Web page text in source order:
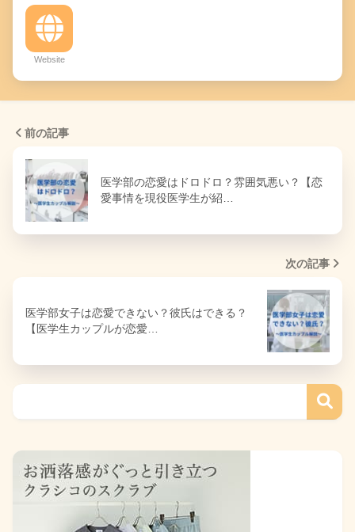
Website
前の記事
医学部の恋愛はドロドロ？雰囲気悪い？【恋
愛事情を現役医学生が紹…
次の記事
医学部女子は恋愛できない？彼氏はできる？
【医学生カップルが恋愛…